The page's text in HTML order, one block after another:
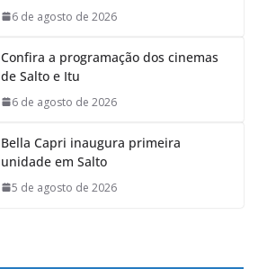
6 de agosto de 2026
Confira a programação dos cinemas
de Salto e Itu
6 de agosto de 2026
Bella Capri inaugura primeira
unidade em Salto
5 de agosto de 2026